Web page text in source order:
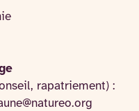
rapatriement) :